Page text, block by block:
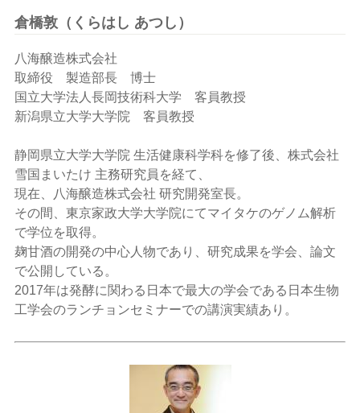
倉橋敦（くらはし あつし）
八海醸造株式会社
取締役 製造部長 博士
国立大学法人長岡技術科大学 客員教授
新潟県立大学大学院 客員教授
静岡県立大学大学院 生活健康科学科を修了後、株式会社
雪国まいたけ 主務研究員を経て、
現在、八海醸造株式会社 研究開発室長。
その間、東京家政大学大学院にてマイタケのゲノム解析
で学位を取得。
麹甘酒の開発の中心人物であり、研究成果を学会、論文
で公開している。
2017年は発酵に関わる日本で最大の学会である日本生物
工学会のランチョンセミナーでの講演実績あり。